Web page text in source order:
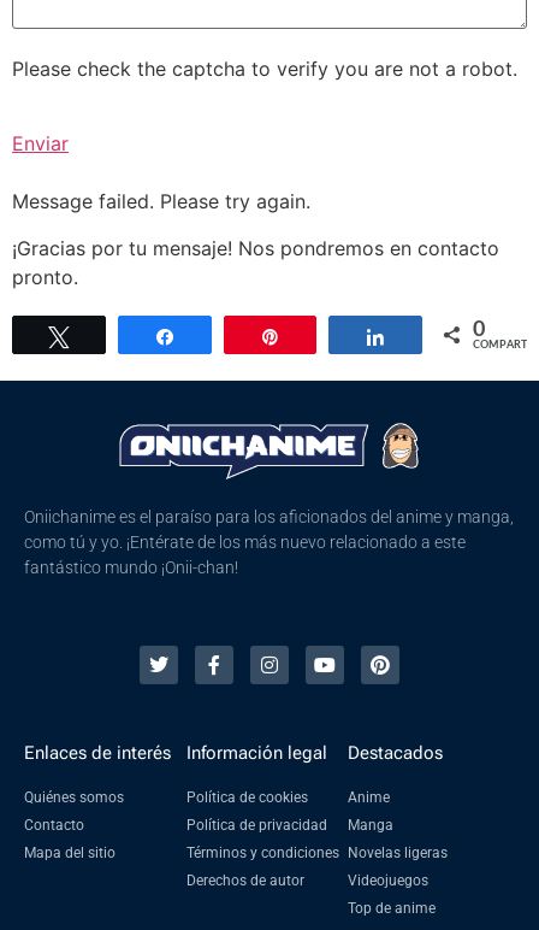
Please check the captcha to verify you are not a robot.
Enviar
Message failed. Please try again.
¡Gracias por tu mensaje! Nos pondremos en contacto
pronto.
Compartir Compartir0
COMPARTIR
Oniichanime es el paraíso para los aficionados del anime y manga,
como tú y yo. ¡Entérate de los más nuevo relacionado a este
fantástico mundo ¡Onii-chan!
Enlaces de interés
Quiénes somos
Contacto
Mapa del sitio
Información legal
Política de cookies
Política de privacidad
Términos y condiciones
Derechos de autor
Destacados
Anime
Manga
Novelas ligeras
Videojuegos
Top de anime